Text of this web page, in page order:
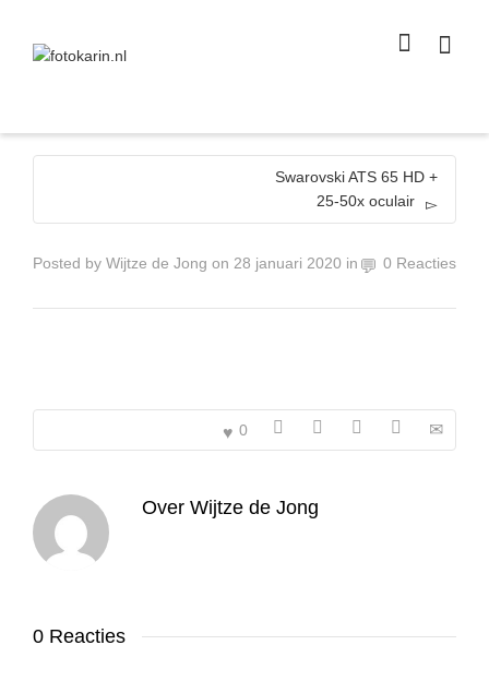
size
Super Search
Swarovski ATS 65 HD +
25-50x oculair
Posted by Wijtze de Jong on 28 januari 2020 in 0 Reacties
0
Over Wijtze de Jong
0 Reacties